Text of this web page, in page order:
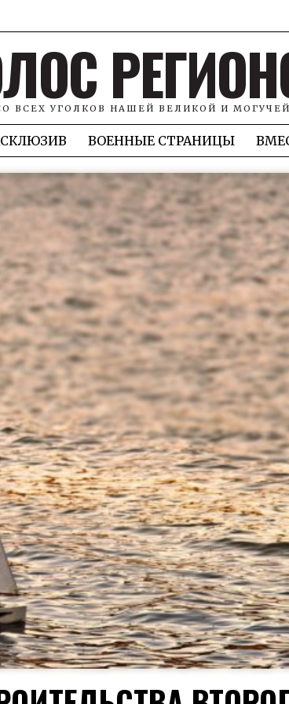
ВСЕХ УГОЛКОВ НАШЕЙ ВЕЛИКОЙ И
ВОЕННЫЕ СТРАНИЦЫ